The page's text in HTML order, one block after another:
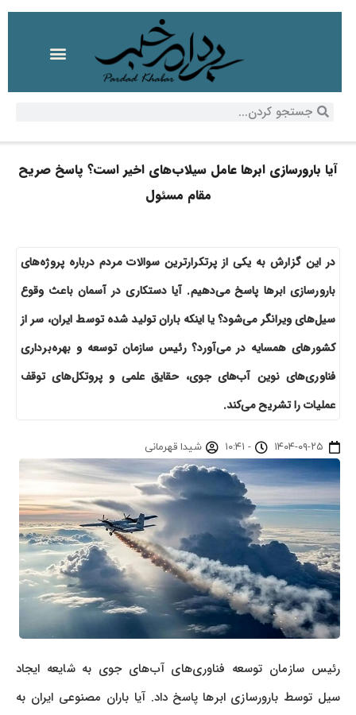
آیا بارورسازی ابرها عامل سیلاب‌های اخیر است؟ پاسخ صریح
مقام مسئول
در این گزارش به یکی از پرتکرارترین سوالات مردم درباره پروژه‌های
بارورسازی ابرها پاسخ می‌دهیم. آیا دستکاری در آسمان باعث وقوع
سیل‌های ویرانگر می‌شود؟ یا اینکه باران تولید شده توسط ایران، سر از
کشورهای همسایه در می‌آورد؟ رئیس سازمان توسعه و بهره‌برداری
فناوری‌های نوین آب‌های جوی، حقایق علمی و پروتکل‌های توقف
عملیات را تشریح می‌کند.
۱۴۰۴-۰۹-۲۵ - ۱۰:۴۱ شیدا قهرمانی
رئیس سازمان توسعه فناوری‌های آب‌های جوی به شایعه ایجاد
سیل توسط بارورسازی ابرها پاسخ داد. آیا باران مصنوعی ایران به